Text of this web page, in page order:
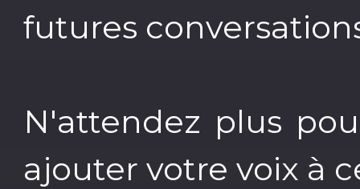
futures
N'attendez plus
ajouter votre voix à